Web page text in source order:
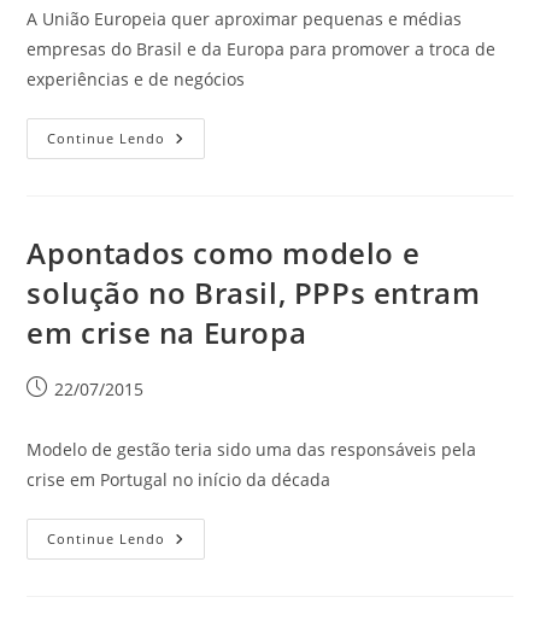
A União Europeia quer aproximar pequenas e médias
empresas do Brasil e da Europa para promover a troca de
experiências e de negócios
Continue Lendo
Apontados como modelo e
solução no Brasil, PPPs entram
em crise na Europa
22/07/2015
Modelo de gestão teria sido uma das responsáveis pela
crise em Portugal no início da década
Continue Lendo